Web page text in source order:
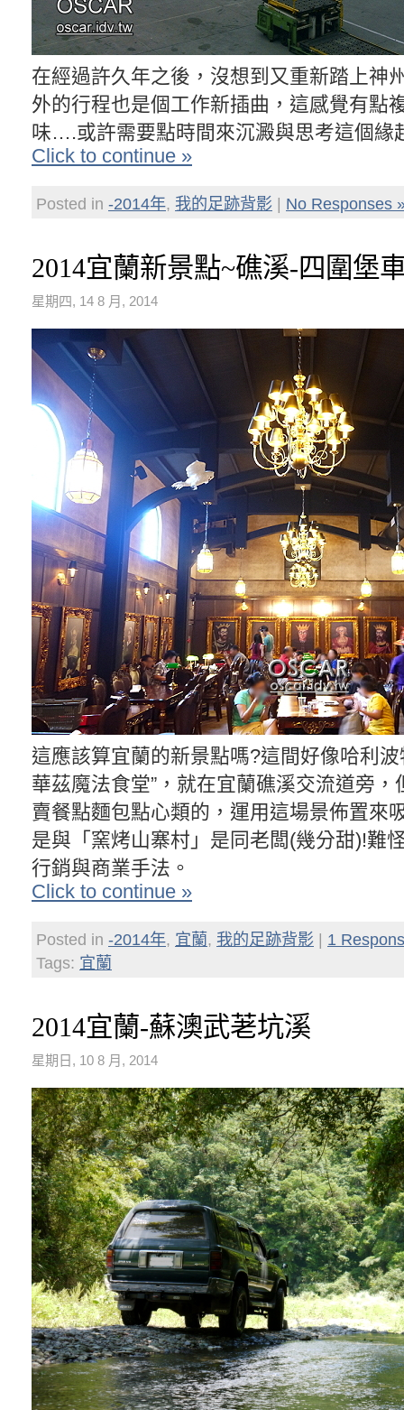
在經過許久年之後，沒想到又重新踏上神
外的行程也是個工作新插曲，這感覺有點
味….或許需要點時間來沉澱與思考這個緣
Click to continue »
Posted in -2014年, 我的足跡背影 No Responses
2014宜蘭新景點~礁溪-四圍堡
星期四, 14 8 月, 2014
這應該算宜蘭的新景點嗎?這間好像哈利波
華茲魔法食堂”，就在宜蘭礁溪交流道旁，
賣餐點麵包點心類的，運用這場景佈置來
是與「窯烤山寨村」是同老闆(幾分甜)!難
行銷與商業手法。
Click to continue »
Posted in -2014年, 宜蘭, 我的足跡背影
1
Tags: 宜蘭
2014宜蘭-蘇澳武荖坑溪
星期日, 10 8 月, 2014